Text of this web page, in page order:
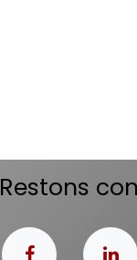
Restons